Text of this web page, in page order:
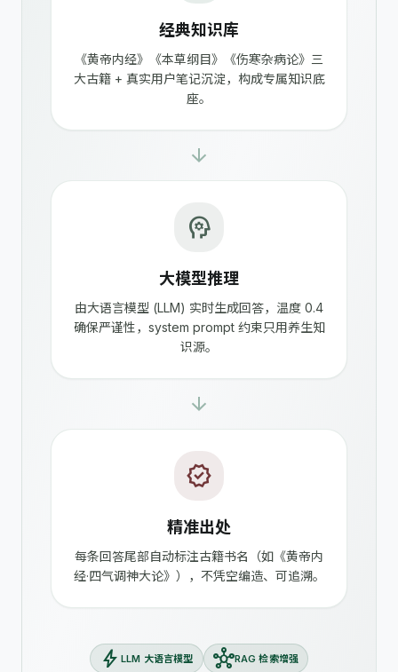
经典知识库
《黄帝内经》《本草纲目》《伤寒杂病论》三
大古籍 + 真实用户笔记沉淀，构成专属知识底
座。
arrow_forward
psychology
大模型推理
由大语言模型 (LLM) 实时生成回答，温度 0.4
确保严谨性，system prompt 约束只用养生知
识源。
arrow_forward
verified
精准出处
每条回答尾部自动标注古籍书名（如《黄帝内
经·四气调神大论》），不凭空编造、可追溯。
bolt LLM 大语言模型 hubRAG 检索增强